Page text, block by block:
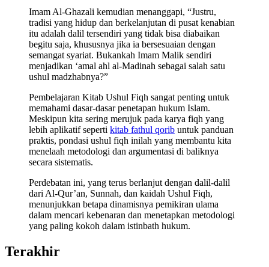
Imam Al-Ghazali kemudian menanggapi, “Justru,
tradisi yang hidup dan berkelanjutan di pusat kenabian
itu adalah dalil tersendiri yang tidak bisa diabaikan
begitu saja, khususnya jika ia bersesuaian dengan
semangat syariat. Bukankah Imam Malik sendiri
menjadikan ‘amal ahl al-Madinah sebagai salah satu
ushul madzhabnya?”
Pembelajaran Kitab Ushul Fiqh sangat penting untuk
memahami dasar-dasar penetapan hukum Islam.
Meskipun kita sering merujuk pada karya fiqh yang
lebih aplikatif seperti kitab fathul qorib untuk panduan
praktis, pondasi ushul fiqh inilah yang membantu kita
menelaah metodologi dan argumentasi di baliknya
secara sistematis.
Perdebatan ini, yang terus berlanjut dengan dalil-dalil
dari Al-Qur’an, Sunnah, dan kaidah Ushul Fiqh,
menunjukkan betapa dinamisnya pemikiran ulama
dalam mencari kebenaran dan menetapkan metodologi
yang paling kokoh dalam istinbath hukum.
Terakhir